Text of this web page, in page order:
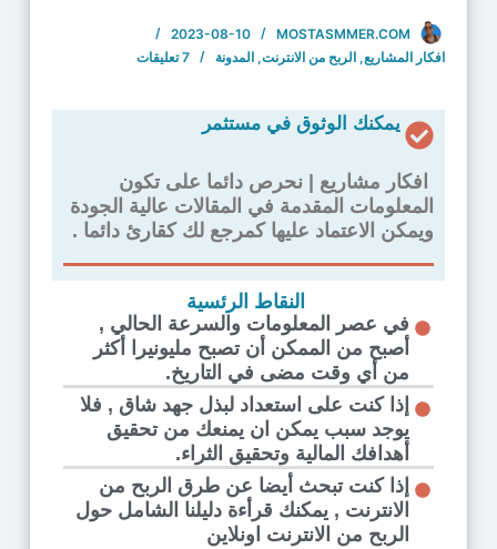
MOSTASMMER.COM
2023-08-10
افكار المشاريع, الربح من الانترنت, المدونة 7 تعليقات
يمكنك الوثوق في مستثمر
افكار مشاريع | نحرص دائما على تكون
المعلومات المقدمة في المقالات عالية الجودة
ويمكن الاعتماد عليها كمرجع لك كقارئ دائما .
النقاط الرئسية
في عصر المعلومات والسرعة الحالي ,
أصبح من الممكن أن تصبح مليونيرا أكثر
من أي وقت مضى في التاريخ.
إذا كنت على استعداد لبذل جهد شاق , فلا
يوجد سبب يمكن ان يمنعك من تحقيق
أهدافك المالية وتحقيق الثراء.
إذا كنت تبحث أيضا عن طرق الربح من
الانترنت ,يمكنك قرأءة دليلنا الشامل حول
الربح من الانترنت اونلاين